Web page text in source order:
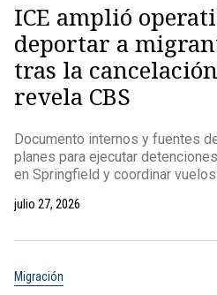
ICE amplió
deportar a
tras la
revela CBS
Documento internos y fuentes
planes para ejecutar
en Springfield y coordinar
julio 27, 2026
Migración